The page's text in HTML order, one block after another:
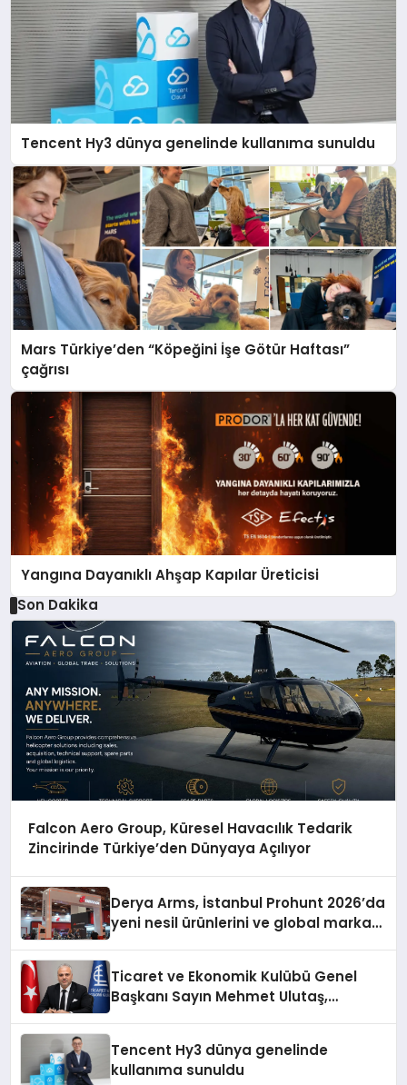
Tencent Hy3 dünya genelinde kullanıma sunuldu
Mars Türkiye’den “Köpeğini İşe Götür Haftası”
çağrısı
Yangına Dayanıklı Ahşap Kapılar Üreticisi
Son Dakika
Falcon Aero Group, Küresel Havacılık Tedarik
Zincirinde Türkiye’den Dünyaya Açılıyor
Derya Arms, İstanbul Prohunt 2026’da
yeni nesil ürünlerini ve global marka
Ticaret ve Ekonomik Kulübü Genel
Başkanı Sayın Mehmet Ulutaş,
Tencent Hy3 dünya genelinde
kullanıma sunuldu